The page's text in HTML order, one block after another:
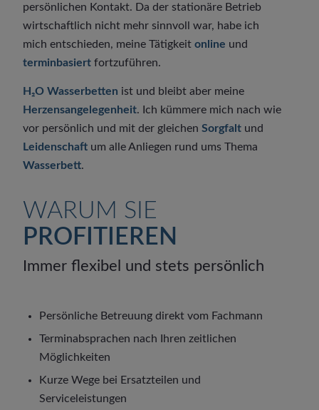
persönlichen Kontakt. Da der stationäre Betrieb
wirtschaftlich nicht mehr sinnvoll war, habe ich
mich entschieden, meine Tätigkeitonline und
terminbasiert fortzuführen.
H₂O Wasserbetten ist und bleibt aber meine
Herzensangelegenheit. Ich kümmere mich nach wie
vor persönlich und mit der gleichenSorgfalt und
Leidenschaft um alle Anliegen rund ums Thema
Wasserbett.
WARUM SIE
PROFITIEREN
Immer flexibel und stets persönlich
Persönliche Betreuung direkt vom Fachmann
Terminabsprachen nach Ihren zeitlichen
Möglichkeiten
Kurze Wege bei Ersatzteilen und
Serviceleistungen